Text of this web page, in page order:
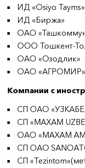
ИД «Osiyo
ИД «Биржа»
ОАО
ООО Тошкент-
ОАО «Озодлик»
ОАО «АГРОМИР»
Компании с
СП ОАО
СП «MAXAM
ОАО «MAXAM
СП ОАО
СП